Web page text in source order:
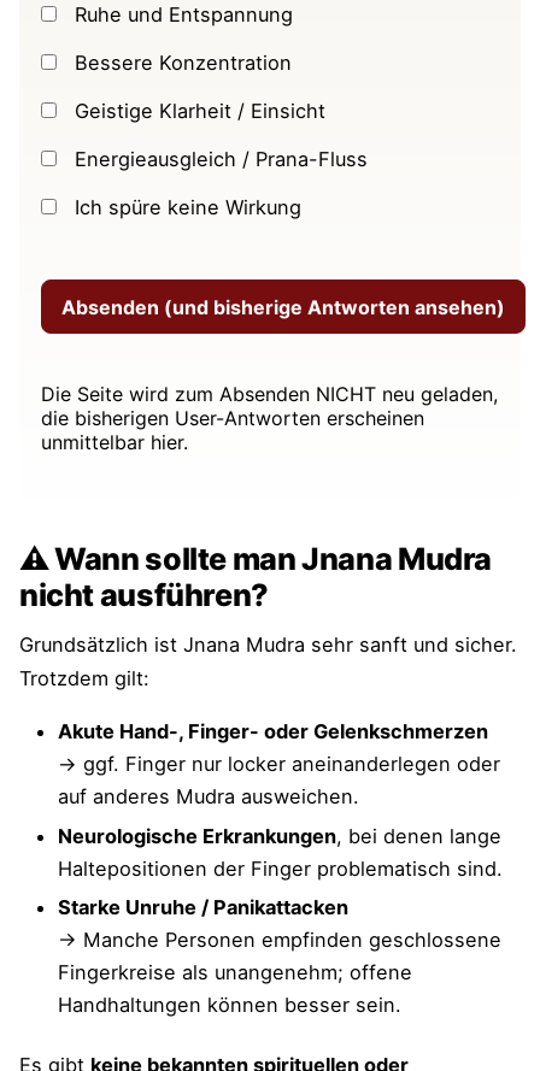
Ruhe und Entspannung
Bessere Konzentration
Geistige Klarheit / Einsicht
Energieausgleich / Prana-Fluss
Ich spüre keine Wirkung
Die Seite wird zum Absenden NICHT neu geladen,
die bisherigen User-Antworten erscheinen
unmittelbar hier.
⚠ Wann sollte man Jnana Mudra
nicht ausführen?
Grundsätzlich ist Jnana Mudra sehr sanft und sicher.
Trotzdem gilt:
Akute Hand-, Finger- oder Gelenkschmerzen
→ ggf. Finger nur locker aneinanderlegen oder
auf anderes Mudra ausweichen.
Neurologische Erkrankungen, bei denen lange
Haltepositionen der Finger problematisch sind.
Starke Unruhe / Panikattacken
→ Manche Personen empfinden geschlossene
Fingerkreise als unangenehm; offene
Handhaltungen können besser sein.
Es gibt keine bekannten spirituellen oder